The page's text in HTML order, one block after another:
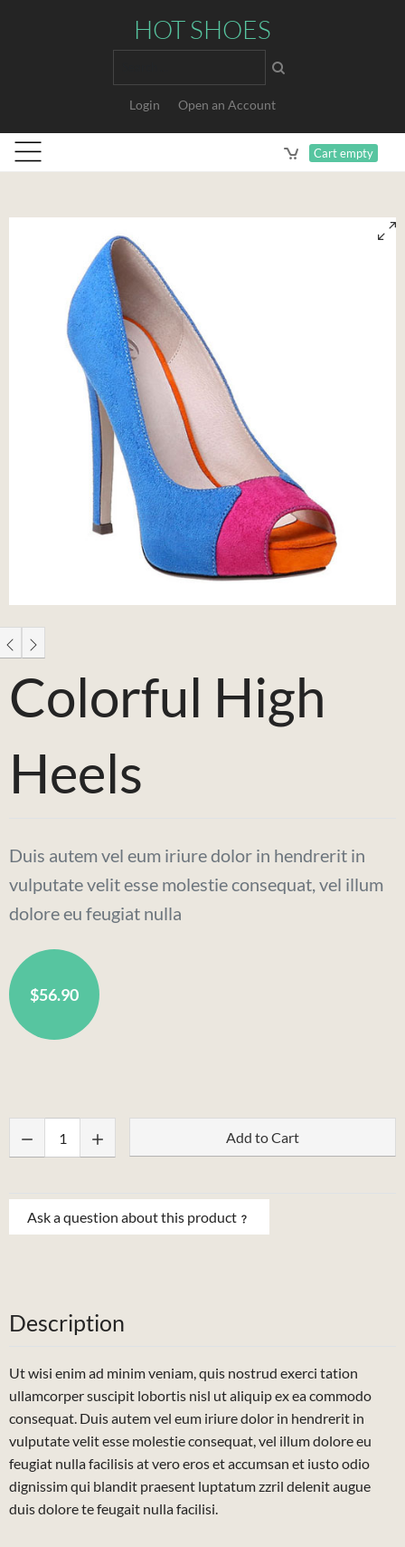
HOT SHOES
Login Open an Account
Cart empty
Colorful High
Heels
Duis autem vel eum iriure dolor in hendrerit in
vulputate velit esse molestie consequat, vel illum
dolore eu feugiat nulla
$56.90
Add to Cart
Ask a question about this product
Description
Ut wisi enim ad minim veniam, quis nostrud exerci tation
ullamcorper suscipit lobortis nisl ut aliquip ex ea commodo
consequat. Duis autem vel eum iriure dolor in hendrerit in
vulputate velit esse molestie consequat, vel illum dolore eu
feugiat nulla facilisis at vero eros et accumsan et iusto odio
dignissim qui blandit praesent luptatum zzril delenit augue
duis dolore te feugait nulla facilisi.